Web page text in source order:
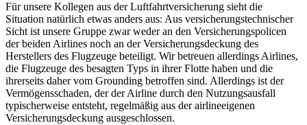
Für unsere Kollegen aus der Luftfahrtversicherung sieht die
Situation natürlich etwas anders aus: Aus versicherungstechnischer
Sicht ist unsere Gruppe zwar weder an den Versicherungspolicen
der beiden Airlines noch an der Versicherungsdeckung des
Herstellers des Flugzeuge beteiligt. Wir betreuen allerdings Airlines,
die Flugzeuge des besagten Typs in ihrer Flotte haben und die
ihrerseits daher vom Grounding betroffen sind. Allerdings ist der
Vermögensschaden, der der Airline durch den Nutzungsausfall
typischerweise entsteht, regelmäßig aus der airlineeigenen
Versicherungsdeckung ausgeschlossen.